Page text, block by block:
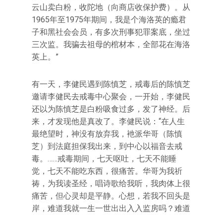
云山卖白粉，收陀地（向商店收保护费）。从
1965年至1975年期间，我是个海洛英的瘾君
子和黑社会会员，有多次刑事犯罪案底，坐过
三次监。我骗去祖母的棺材本，全部花在海洛
英上。”
有一天，李健民遇到陈慎芝，戒毒后的陈慎芝
邀请李健民去戒毒中心聚会，一开始，李健民
还以为陈慎芝是白粉吸食过多，发了神经。后
来，才发现他是真改了。李健民说：“在人生
最绝望时，神没有放弃我，衪派华哥（陈慎
芝）到法庭担保我出来，到中心以福音去戒
毒。……戒毒期间，七天呕吐，七天不能睡
觉，七天不能吃东西，很痛苦。华哥为我祈
祷，为我读圣经，唱诗歌给我听，我肉体上很
痛苦，但心灵却是平静。心想，若我不回头是
岸，难道我就一生一世出出入入监房吗？难道